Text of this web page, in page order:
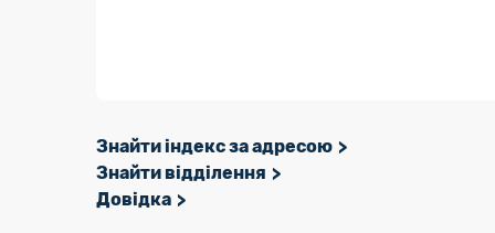
Знайти індекс за адресою
Знайти відділення
Довідка